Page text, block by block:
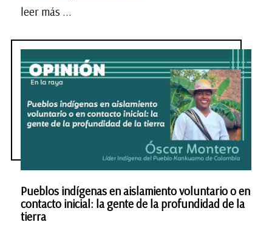
leer más ...
Pueblos indígenas en aislamiento voluntario o en
contacto inicial: la gente de la profundidad de la
tierra